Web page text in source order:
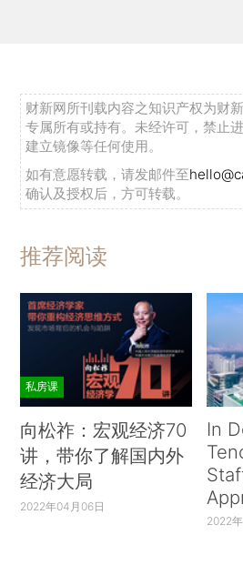
财新网所刊载内容之知识产权为财
专属所有或持有。未经许可，禁止
建立镜像等任何使用。
如有意愿转载，请发邮件至
确认及授权后，方可转载。
推荐阅读
私房课
向松祚：宏观经济70
讲，带你了解国内外
经济大局
2022年04月06日
In
2022